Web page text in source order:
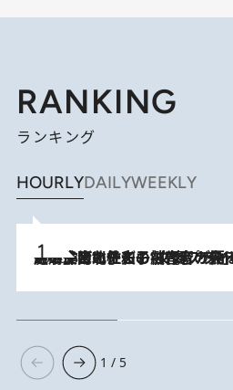
RANKING
ランキング
HOURLYDAILYWEEKLY
2026.8.3
《「文士の子ども被害者の会」発足！》阿川佐和子（72）が語る遠藤周作に北杜夫、劇作家・矢代静一の子どもたちの“文豪プライベート事件簿”
1 / 5